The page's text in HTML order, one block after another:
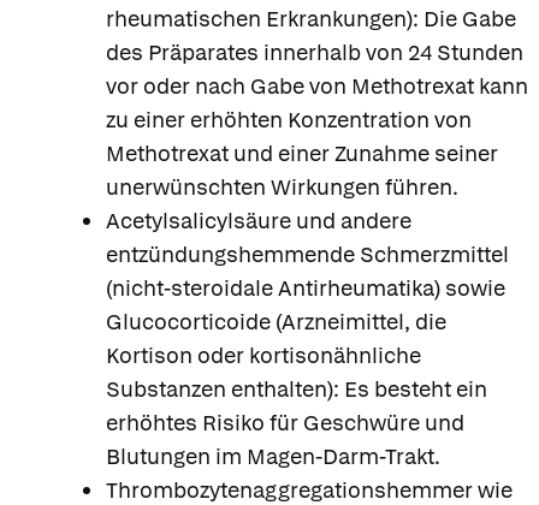
rheumatischen Erkrankungen): Die Gabe
des Präparates innerhalb von 24 Stunden
vor oder nach Gabe von Methotrexat kann
zu einer erhöhten Konzentration von
Methotrexat und einer Zunahme seiner
unerwünschten Wirkungen führen.
Acetylsalicylsäure und andere
entzündungshemmende Schmerzmittel
(nicht-steroidale Antirheumatika) sowie
Glucocorticoide (Arzneimittel, die
Kortison oder kortisonähnliche
Substanzen enthalten): Es besteht ein
erhöhtes Risiko für Geschwüre und
Blutungen im Magen-Darm-Trakt.
Thrombozytenaggregationshemmer wie